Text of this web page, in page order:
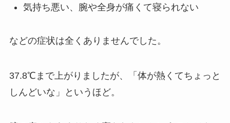
気持ち悪い、腕や全身が痛くて寝られない
などの症状は全くありませんでした。
37.8℃まで上がりましたが、「体が熱くてちょっと
しんどいな」というほど。